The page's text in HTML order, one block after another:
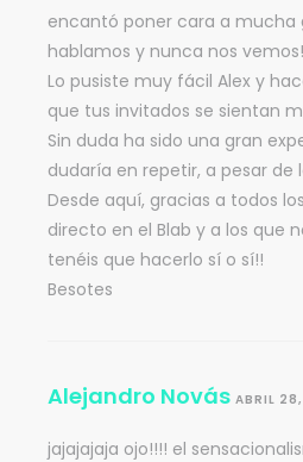
encantó poner cara a mucha
hablamos y nunca nos
Lo pusiste muy fácil Alex y
que tus invitados se sientan
Sin duda ha sido una gran
dudaría en repetir, a pesar de
Desde aquí, gracias a todos
directo en el Blab y a los que
tenéis que hacerlo sí o sí!!
Besotes
Alejandro Novás ABRIL
jajajajaja ojo!!!! el